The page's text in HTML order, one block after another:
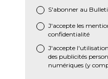
S'abonner au
* J'accepte les
confidentialité
J'accepte
des publicités
numériques (y